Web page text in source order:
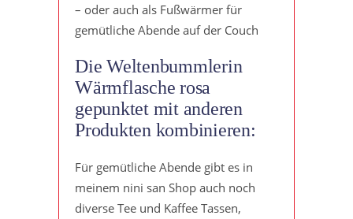
– oder auch als Fußwärmer für
gemütliche Abende auf der Couch
Die Weltenbummlerin
Wärmflasche rosa
gepunktet mit anderen
Produkten kombinieren:
Für gemütliche Abende gibt es in
meinem nini san Shop auch noch
diverse Tee und Kaffee Tassen,